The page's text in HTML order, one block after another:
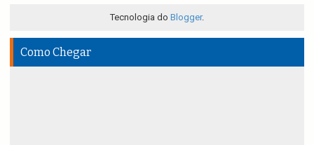
Tecnologia do Blogger.
Como Chegar